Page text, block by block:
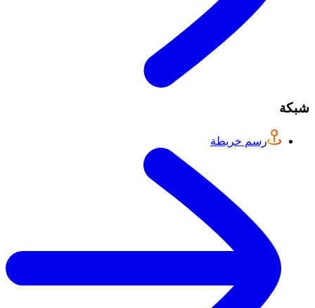
شبكة
رسم خريطة